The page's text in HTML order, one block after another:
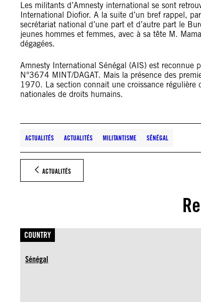
Les militants d’Amnesty international se sont
International Diofior. A la suite d’un bref rappel,
secrétariat national d’une part et d’autre part le
jeunes hommes et femmes, avec à sa tête M.
dégagées.
Amnesty International Sénégal (AIS) est
N°3674 MINT/DAGAT. Mais la présence des
1970. La section connait une croissance régulière
nationales de droits humains.
ACTUALITÉS ACTUALITÉS MILITANTISME SÉNÉGAL
ACTUALITÉS
COUNTRY
Sénégal